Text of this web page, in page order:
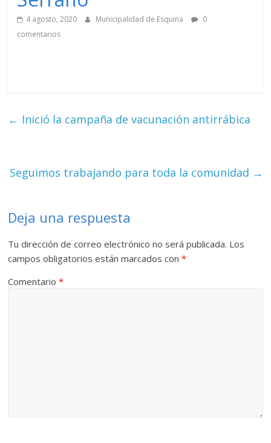
4 agosto, 2020 Municipalidad de Esquina
0
comentarios
← Inició la campaña de vacunación antirrábica
Seguimos trabajando para toda la comunidad →
Deja una respuesta
Tu dirección de correo electrónico no será publicada. Los
campos obligatorios están marcados con*
Comentario*